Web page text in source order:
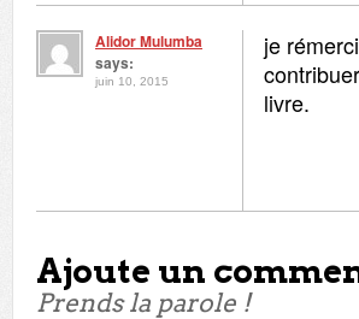
Alidor Mulumba
says:
juin 10, 2015
je
livre.
Ajoute un
Prends la parole !